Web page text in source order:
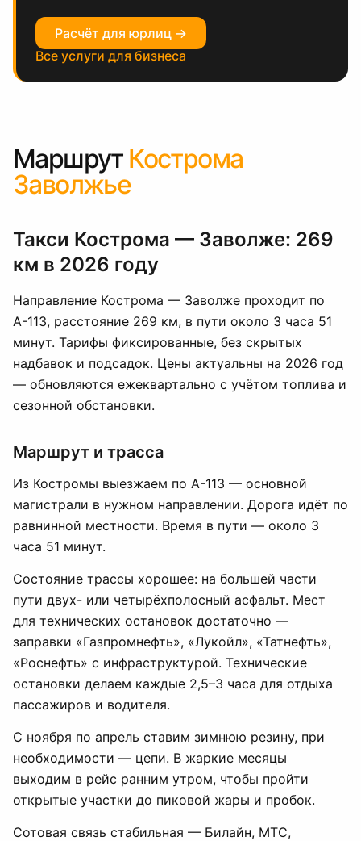
Расчёт для юрлиц →
Все услуги для бизнеса
Маршрут Кострома
Заволжье
Такси Кострома — Заволже: 269
км в 2026 году
Направление Кострома — Заволже проходит по
А-113, расстояние 269 км, в пути около 3 часа 51
минут. Тарифы фиксированные, без скрытых
надбавок и подсадок. Цены актуальны на 2026 год
— обновляются ежеквартально с учётом топлива и
сезонной обстановки.
Маршрут и трасса
Из Костромы выезжаем по А-113 — основной
магистрали в нужном направлении. Дорога идёт по
равнинной местности. Время в пути — около 3
часа 51 минут.
Состояние трассы хорошее: на большей части
пути двух- или четырёхполосный асфальт. Мест
для технических остановок достаточно —
заправки «Газпромнефть», «Лукойл», «Татнефть»,
«Роснефть» с инфраструктурой. Технические
остановки делаем каждые 2,5–3 часа для отдыха
пассажиров и водителя.
С ноября по апрель ставим зимнюю резину, при
необходимости — цепи. В жаркие месяцы
выходим в рейс ранним утром, чтобы пройти
открытые участки до пиковой жары и пробок.
Сотовая связь стабильная — Билайн, МТС,